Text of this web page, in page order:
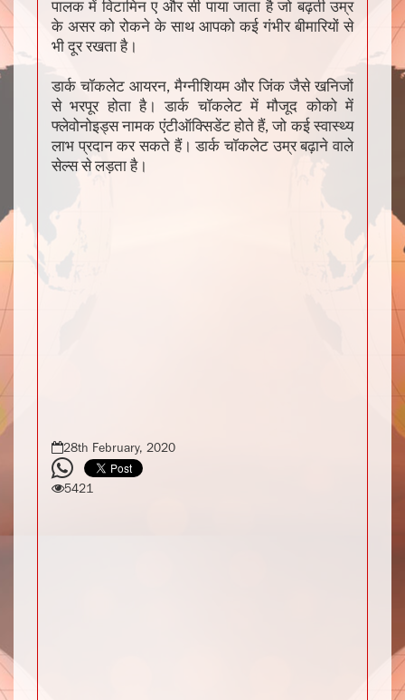
पालक में विटामिन ए और सी पाया जाता है जो बढ़ती उम्र
के असर को रोकने के साथ आपको कई गंभीर बीमारियों से
भी दूर रखता है।
डार्क चॉकलेट आयरन, मैग्नीशियम और जिंक जैसे खनिजों
से भरपूर होता है। डार्क चॉकलेट में मौजूद कोको में
फ्लेवोनोइड्स नामक एंटीऑक्सिडेंट होते हैं, जो कई स्वास्थ्य
लाभ प्रदान कर सकते हैं। डार्क चॉकलेट उम्र बढ़ाने वाले
सेल्स से लड़ता है।
28th February, 2020
5421